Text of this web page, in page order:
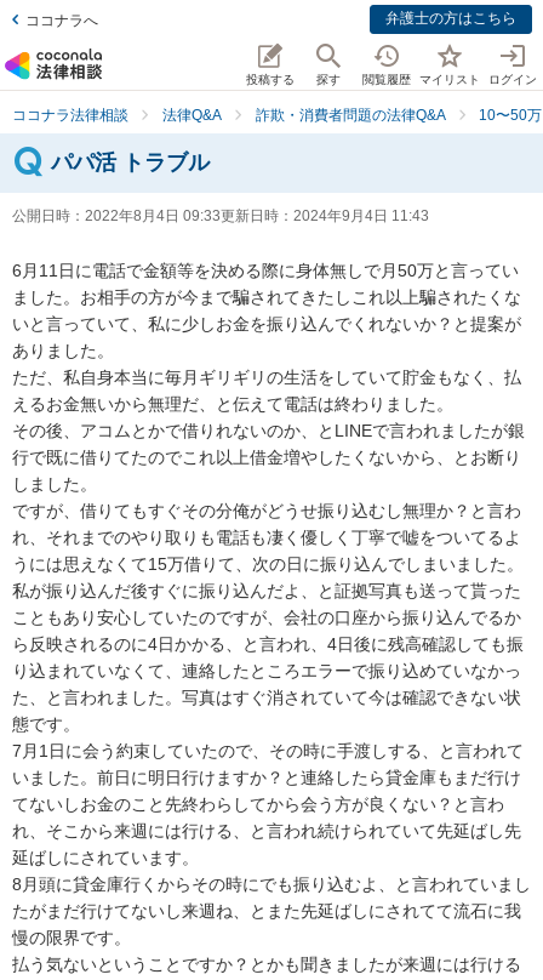
ココナラへ 弁護士の方はこちら
投稿する 探す 閲覧履歴 マイリスト ログイン
ココナラ法律相談 法律Q&A 詐欺・消費者問題の法律Q&A 10〜50
パパ活 トラブル
公開日時： 2022年8月4日 09:33更新日時： 2024年9月4日 11:43
6月11日に電話で金額等を決める際に身体無しで月50万と言ってい
ました。お相手の方が今まで騙されてきたしこれ以上騙されたくな
いと言っていて、私に少しお金を振り込んでくれないか？と提案が
ありました。
ただ、私自身本当に毎月ギリギリの生活をしていて貯金もなく、払
えるお金無いから無理だ、と伝えて電話は終わりました。
その後、アコムとかで借りれないのか、とLINEで言われましたが銀
行で既に借りてたのでこれ以上借金増やしたくないから、とお断り
しました。
ですが、借りてもすぐその分俺がどうせ振り込むし無理か？と言わ
れ、それまでのやり取りも電話も凄く優しく丁寧で嘘をついてるよ
うには思えなくて15万借りて、次の日に振り込んでしまいました。
私が振り込んだ後すぐに振り込んだよ、と証拠写真も送って貰った
こともあり安心していたのですが、会社の口座から振り込んでるか
ら反映されるのに4日かかる、と言われ、4日後に残高確認しても振
り込まれていなくて、連絡したところエラーで振り込めていなかっ
た、と言われました。写真はすぐ消されていて今は確認できない状
態です。
7月1日に会う約束していたので、その時に手渡しする、と言われて
いました。前日に明日行けますか？と連絡したら貸金庫もまだ行け
てないしお金のこと先終わらしてから会う方が良くない？と言わ
れ、そこから来週には行ける、と言われ続けられていて先延ばし先
延ばしにされています。
8月頭に貸金庫行くからその時にでも振り込むよ、と言われていまし
たがまだ行けてないし来週ね、とまた先延ばしにされてて流石に我
慢の限界です。
払う気ないということですか？とかも聞きましたが来週には行ける